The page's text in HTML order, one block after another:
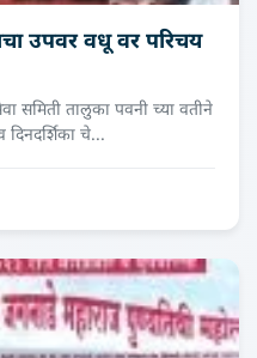
उपवर वधू वर परिचय
समिती तालुका पवनी च्या वतीने
चे...